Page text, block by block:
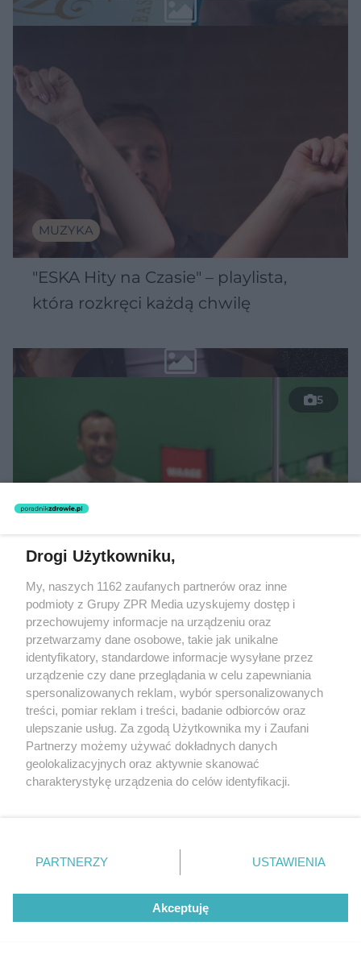
MUZYKA
"ESKA Hity na Czasie" – playlista,
która rozkręci każdą chwilę
5
Daleko do pięciu porcji dziennie.
Badanie pokazuje, jak Polacy
naprawdę jedzą warzywa i owoce
TEKST SPONSOROWANY
Drogi Użytkowniku,
My, naszych 1162 zaufanych partnerów oraz inne
podmioty z Grupy ZPR Media uzyskujemy dostęp i
przechowujemy informacje na urządzeniu oraz
przetwarzamy dane osobowe, takie jak unikalne
identyfikatory, standardowe informacje wysyłane przez
urządzenie czy dane przeglądania w celu zapewniania
spersonalizowanych reklam, wybór spersonalizowanych
treści, pomiar reklam i treści, badanie odbiorców oraz
ulepszanie usług. Za zgodą Użytkownika my i Zaufani
Partnerzy możemy używać dokładnych danych
geolokalizacyjnych oraz aktywnie skanować
charakterystykę urządzenia do celów identyfikacji.
zmienić/wycofać klikając przycisk ustawień prywatności
znajdujący się w lewym dolnym rogu strony
rodzaje przetwarzania danych nie wymagają zgody
użytkownika, ale masz prawo sprzeciwić się takiemu
przetwarzaniu. Preferencje będą miały zastosowanie tylko
PARTNERZY USTAWIENIA
Akceptuję